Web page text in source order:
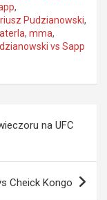
,
Pudzianowski,
, mma,
vs Sapp
na UFC
Cheick Kongo